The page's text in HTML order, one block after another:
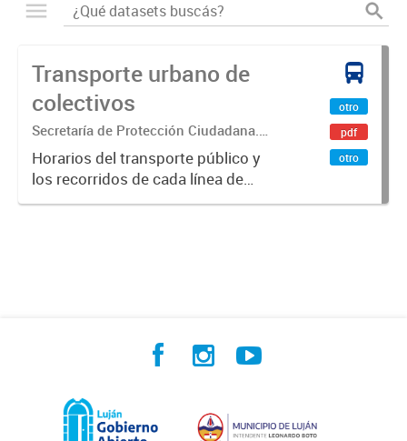
Transporte urbano de
colectivos
Secretaría de Protección Ciudadana.
Dirección de Transporte y Tránsito.
Horarios del transporte público y
los recorridos de cada línea de
transporte.
otro
pdf
otro